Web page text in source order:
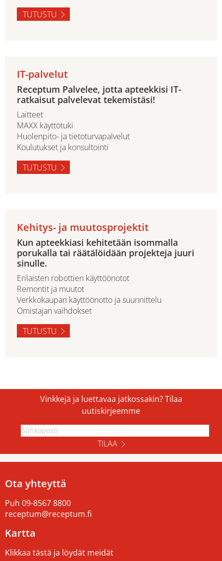
TUTUSTU
IT-palvelut
Receptum Palvelee, jotta apteekkisi IT-
ratkaisut palvelevat tekemistäsi!
Laitteet
MAXX käyttötuki
Huolenpito- ja tietoturvapalvelut
Koulutukset ja konsultointi
TUTUSTU
Kehitys- ja muutosprojektit
Kun apteekkiasi kehitetään isommalla
porukalla tai räätälöidään projekteja juuri
sinulle.
Erilaisten robottien käyttöönotot
Remontit ja muutot
Verkkokaupan käyttöönotto ja suunnittelu
Omistajan vaihdokset
TUTUSTU
Vinkkejä ja luettavaa jatkossakin? Tilaa
uutiskirjeemme
TILAA
Ota yhteyttä
Puh 09-8567 8800
receptum@receptum.fi
Kartta
Klikkaa tästä ja löydät meidät